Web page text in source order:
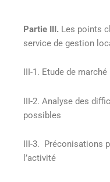
Partie III. Les points
service de gestion
III-1. Etude de marché
III-2. Analyse des
possibles
III-3. Préconisations
l’activité